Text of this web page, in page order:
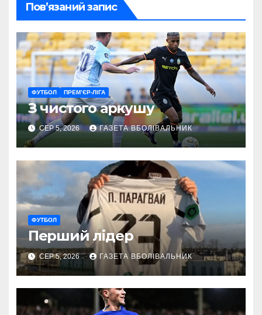
Пов’язаний запис
ФУТБОЛ ПРЕМ’ЄР-ЛІГА
З чистого аркушу
СЕР 5, 2026 ГАЗЕТА ВБОЛІВАЛЬНИК
ФУТБОЛ
Перший лідер
СЕР 5, 2026 ГАЗЕТА ВБОЛІВАЛЬНИК